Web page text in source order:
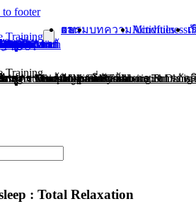
to footer
Training
Mindset
Skill
Teamwork and Collaboration
Skill
Map for Systematic Thinking
at Work
& Decision making การแก้ปัญหาที่ซับซ้อนและการตัดสินใจ
ผลงานอบรมบทความMindfulness Activities เกี่ย
Training
สูตร Growth Mindset
สูตร Leadership Skill
สูตร Teamwork and Collaboration
สูตร Communication Skill
สูตร Mind Map for Systematic Thinking
สูตร Mindfulness at Work
ตร Complex problem solving & Decision making การแก้ปัญหาที่ซับซ้อนและก
รมActivities
รา
: Total Relaxation